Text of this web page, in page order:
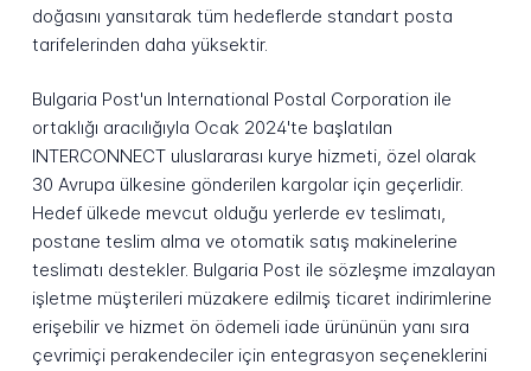
doğasını yansıtarak tüm hedeflerde standart posta
tarifelerinden daha yüksektir.
Bulgaria Post'un International Postal Corporation ile
ortaklığı aracılığıyla Ocak 2024'te başlatılan
INTERCONNECT uluslararası kurye hizmeti, özel olarak
30 Avrupa ülkesine gönderilen kargolar için geçerlidir.
Hedef ülkede mevcut olduğu yerlerde ev teslimatı,
postane teslim alma ve otomatik satış makinelerine
teslimatı destekler. Bulgaria Post ile sözleşme imzalayan
işletme müşterileri müzakere edilmiş ticaret indirimlerine
erişebilir ve hizmet ön ödemeli iade ürününün yanı sıra
çevrimiçi perakendeciler için entegrasyon seçeneklerini